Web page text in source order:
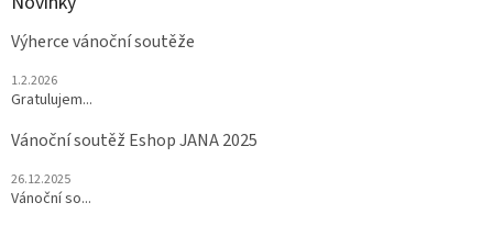
Výherce vánoční soutěže
1.2.2026
Gratulujem...
Vánoční soutěž Eshop JANA 2025
26.12.2025
Vánoční so...